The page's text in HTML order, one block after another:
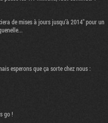
de mises à jours jusqu’à 2014" pour un
esperons que ça sorte chez nous :
go !